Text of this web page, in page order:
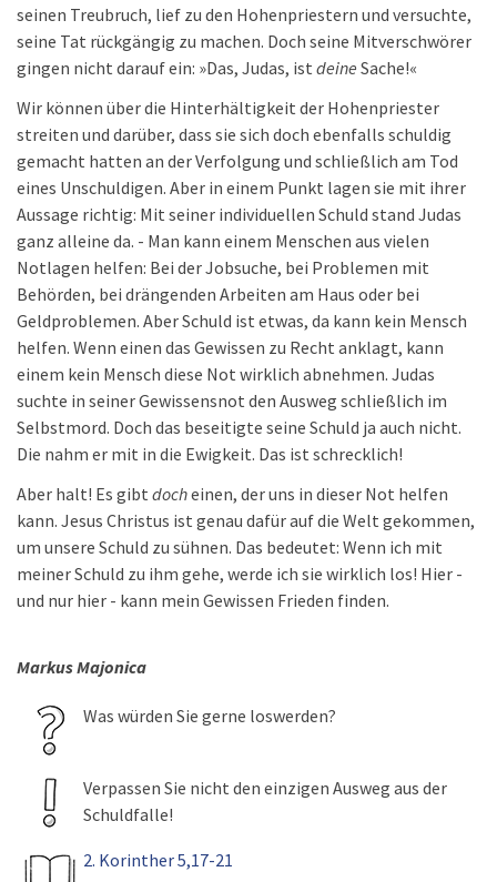
seinen Treubruch, lief zu den Hohenpriestern und versuchte,
seine Tat rückgängig zu machen. Doch seine Mitverschwörer
gingen nicht darauf ein: »Das, Judas, ist deine Sache!«
Wir können über die Hinterhältigkeit der Hohenpriester
streiten und darüber, dass sie sich doch ebenfalls schuldig
gemacht hatten an der Verfolgung und schließlich am Tod
eines Unschuldigen. Aber in einem Punkt lagen sie mit ihrer
Aussage richtig: Mit seiner individuellen Schuld stand Judas
ganz alleine da. - Man kann einem Menschen aus vielen
Notlagen helfen: Bei der Jobsuche, bei Problemen mit
Behörden, bei drängenden Arbeiten am Haus oder bei
Geldproblemen. Aber Schuld ist etwas, da kann kein Mensch
helfen. Wenn einen das Gewissen zu Recht anklagt, kann
einem kein Mensch diese Not wirklich abnehmen. Judas
suchte in seiner Gewissensnot den Ausweg schließlich im
Selbstmord. Doch das beseitigte seine Schuld ja auch nicht.
Die nahm er mit in die Ewigkeit. Das ist schrecklich!
Aber halt! Es gibt docheinen, der uns in dieser Not helfen
kann. Jesus Christus ist genau dafür auf die Welt gekommen,
um unsere Schuld zu sühnen. Das bedeutet: Wenn ich mit
meiner Schuld zu ihm gehe, werde ich sie wirklich los! Hier -
und nur hier - kann mein Gewissen Frieden finden.
Markus Majonica
Was würden Sie gerne loswerden?
Verpassen Sie nicht den einzigen Ausweg aus der
Schuldfalle!
2. Korinther 5,17-21